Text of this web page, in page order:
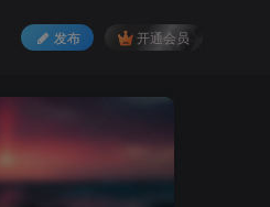
发布 开通会员